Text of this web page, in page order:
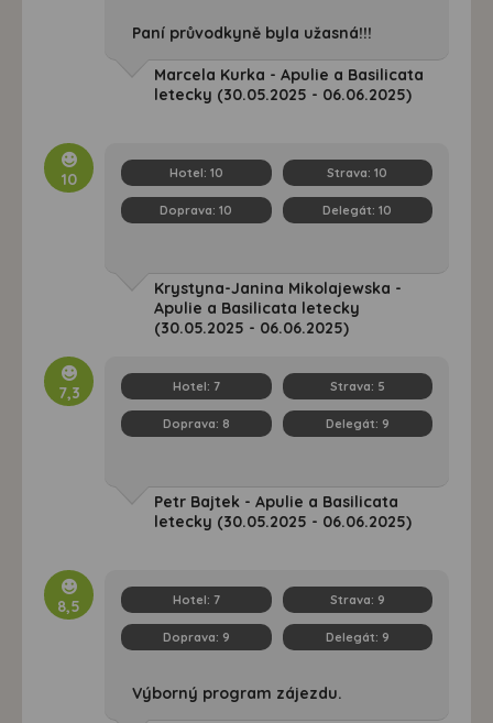
Paní průvodkyně byla užasná!!!
Marcela Kurka - Apulie a Basilicata
letecky (30.05.2025 - 06.06.2025)
10 Hotel: 10 Strava:10
Doprava:10 Delegát:10
Krystyna-Janina Mikolajewska -
Apulie a Basilicata letecky
(30.05.2025 - 06.06.2025)
7,3 Hotel: 7 Strava: 5
Doprava: 8 Delegát: 9
Petr Bajtek - Apulie a Basilicata
letecky (30.05.2025 - 06.06.2025)
8,5 Hotel: 7 Strava: 9
Doprava: 9 Delegát: 9
Výborný program zájezdu.